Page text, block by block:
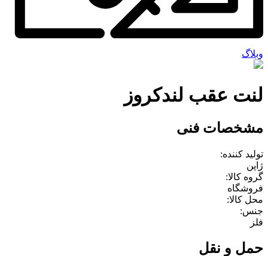
وبلاگ
لنت عقب لندکروز
مشخصات فنی
تولید کننده:
ژاپن
گروه کالا:
فروشگاه
محل کالا:
جنس:
فلز
حمل و نقل